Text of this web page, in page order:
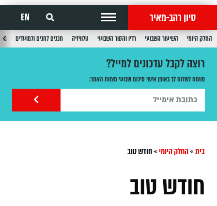
סיון רהב-מאיר EN
החלק היומי השיעור השבועי רדיו והטור השבועי טלוויזיה תכנים לחגים ולמועדים
רוצה לקבל עדכונים למייל?
נשמח לשלוח לך באופן אישי סיכום שבועי מצוות האתר:
בית»החלק היומי»חודש טוב
חודש טוב